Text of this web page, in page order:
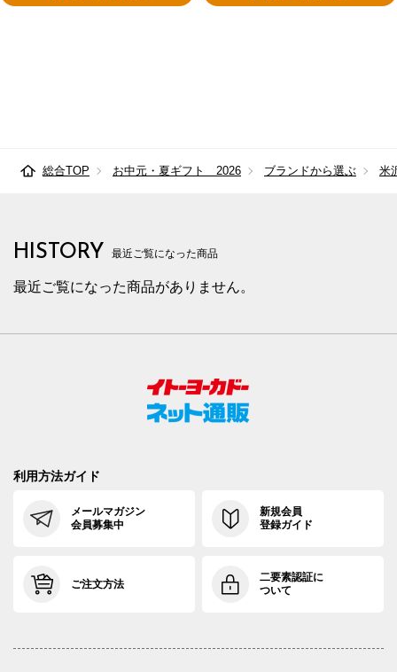
総合TOP お中元・夏ギフト 2026 ブランドから選ぶ 米
HISTORY 最近ご覧になった商品
最近ご覧になった商品がありません。
利用方法ガイド
メールマガジン
会員募集中
新規会員
登録ガイド
ご注文方法
二要素認証に
ついて